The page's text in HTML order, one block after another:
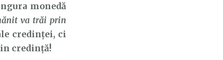
monedă
va trăi prin
credinței, ci
credință!